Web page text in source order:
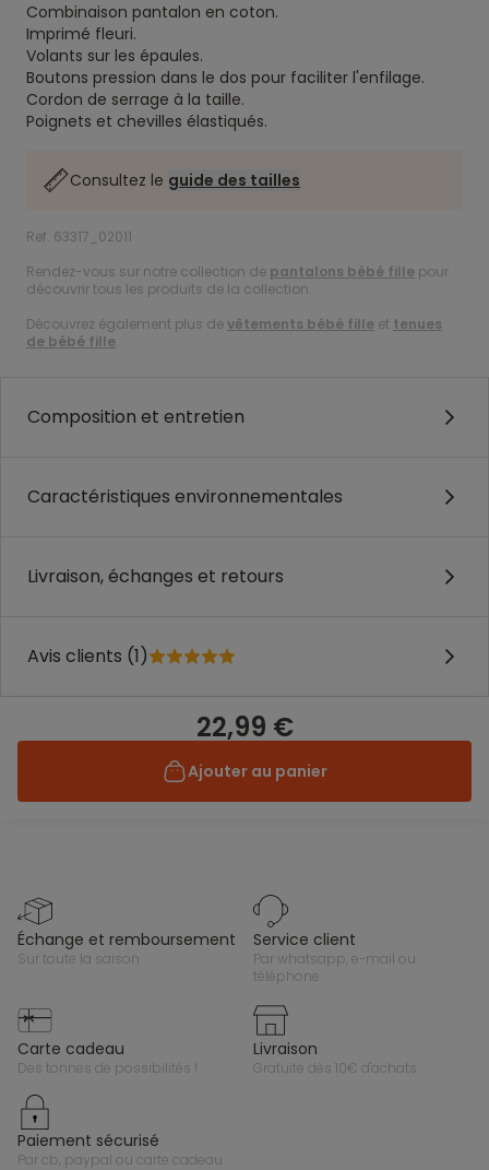
Combinaison pantalon en coton.
Imprimé fleuri.
Volants sur les épaules.
Boutons pression dans le dos pour faciliter l'enfilage.
Cordon de serrage à la taille.
Poignets et chevilles élastiqués.
Consultez le guide des tailles
Ref. 63317_02011
Rendez-vous sur notre collection de pantalons bébé fille pour
découvrir tous les produits de la collection.
Découvrez également plus devêtements bébé fille et tenues
de bébé fille.
Composition et entretien
Caractéristiques environnementales
Livraison, échanges et retours
Avis clients (1)
22,99 €
Ajouter au panier
échange et remboursement
sur toute la saison
service client
par whatsapp, e-mail ou
téléphone
carte cadeau
des tonnes de possibilités !
livraison
gratuite dès 10€ d'achats
paiement sécurisé
par cb, paypal ou carte cadeau